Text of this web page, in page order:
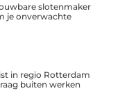
slotenmaker
je onverwachte
in regio Rotterdam
buiten werken